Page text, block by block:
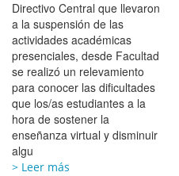
Directivo Central que llevaron
a la suspensión de las
actividades académicas
presenciales, desde Facultad
se realizó un relevamiento
para conocer las dificultades
que los/as estudiantes a la
hora de sostener la
enseñanza virtual y disminuir
algu
> Leer más